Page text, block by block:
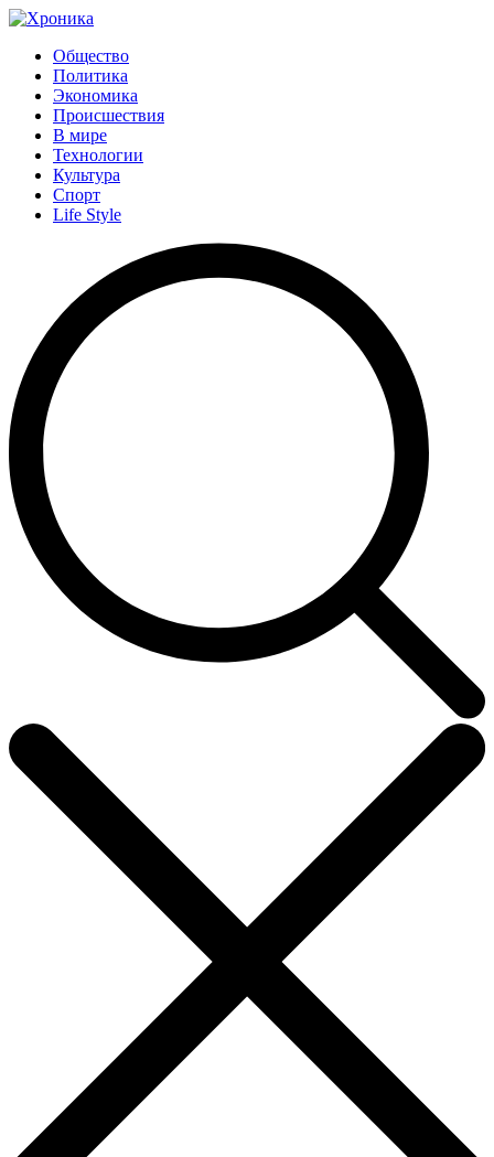
Общество
Политика
Экономика
Происшествия
В мире
Технологии
Культура
Спорт
Life Style